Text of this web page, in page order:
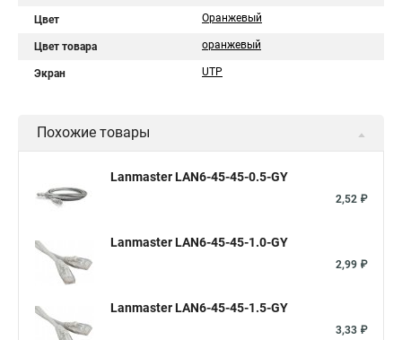
Цвет Оранжевый
Цвет товара оранжевый
Экран UTP
Похожие товары
Lanmaster LAN6-45-45-0.5-GY
2,52 ₽
Lanmaster LAN6-45-45-1.0-GY
2,99 ₽
Lanmaster LAN6-45-45-1.5-GY
3,33 ₽